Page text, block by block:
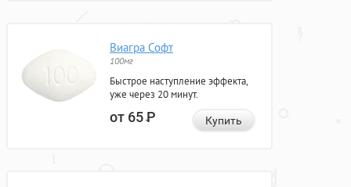
Виагра Софт
100мг
Быстрое наступление эффекта,
уже через 20 минут.
от 65Р Купить